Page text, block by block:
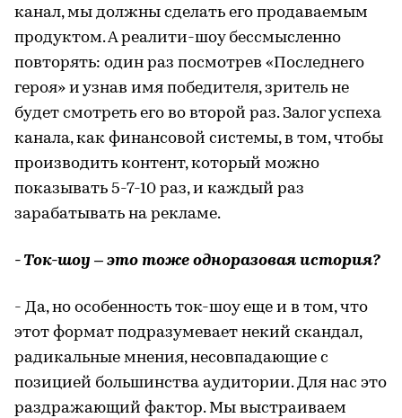
канал, мы должны сделать его продаваемым
продуктом. А реалити-шоу бессмысленно
повторять: один раз посмотрев «Последнего
героя» и узнав имя победителя, зритель не
будет смотреть его во второй раз. Залог успеха
канала, как финансовой системы, в том, чтобы
производить контент, который можно
показывать 5-7-10 раз, и каждый раз
зарабатывать на рекламе.
- Ток-шоу – это тоже одноразовая история?
- Да, но особенность ток-шоу еще и в том, что
этот формат подразумевает некий скандал,
радикальные мнения, несовпадающие с
позицией большинства аудитории. Для нас это
раздражающий фактор. Мы выстраиваем